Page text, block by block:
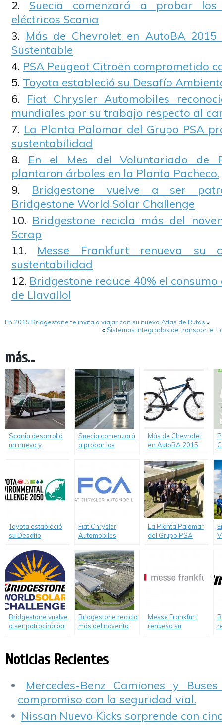
Suecia comenzará a probar los
eléctricos Scania
Más de Chevrolet en AutoBA
Sustentable
PSA Peugeot Citroën comprometido
Toyota estableció su Desafío
Fiat Chrysler Automobiles
mundiales por su trabajo respecto al
La Planta Palomar del Grupo PSA
sustentabilidad
En el Mes del Voluntariado de
plantaron árboles en la Planta Pacheco.
Bridgestone vuelve a ser
Bridgestone World Solar Challenge
Bridgestone recicla más del
Scrap
Messe Frankfurt renueva su
sustentabilidad
Bridgestone reduce 40% el
de Llavallol
En 2015 Bridgestone te invita a viajar con su nuevo Atlas de Rutas »
«Sistemas integrados de transporte:
más...
Scania desarrolló
un nuevo y
Suecia comenzará
a probar los
Más de Chevrolet
en AutoBA 2015
Sustentable
Toyota estableció
su Desafío
Fiat Chrysler
Automobiles
los líderes
mundiales por su
trabajo respecto al
cambio climático.
La Planta Palomar
del Grupo PSA
Bridgestone vuelve
a ser patrocinador
Solar Challenge
Bridgestone recicla
más del noventa
Messe Frankfurt
renueva su
Noticias Recientes
Mercedes-Benz Camiones y
compromiso con la seguridad vial.
Nissan Nuevo Kicks sorprende con